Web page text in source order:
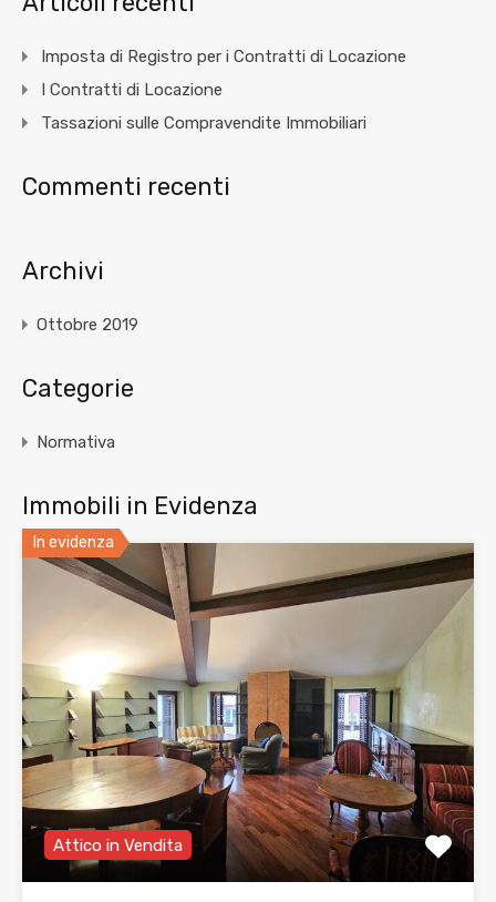
Imposta di Registro per i Contratti di Locazione
I Contratti di Locazione
Tassazioni sulle Compravendite Immobiliari
Commenti recenti
Archivi
Ottobre 2019
Categorie
Normativa
Immobili in Evidenza
In evidenza
Attico in Vendita